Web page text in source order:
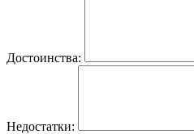
Достоинства:
Недостатки: